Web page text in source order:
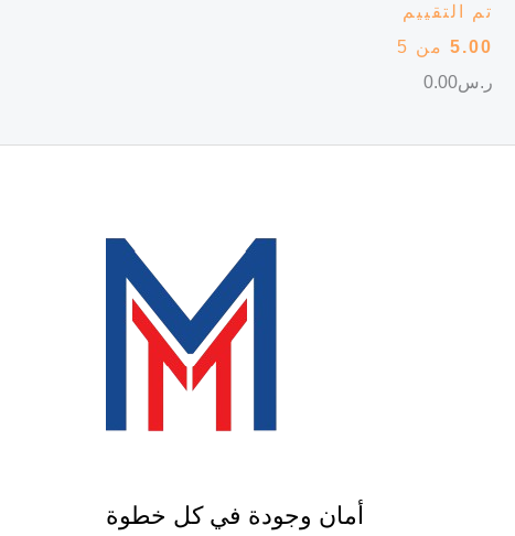
تم التقييم
5.00 من 5
ر.س0.00
أمان وجودة في كل خطوة